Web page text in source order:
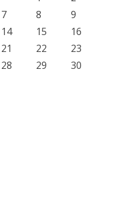
7 8
9
14 15
16
21 22
23
28 29
30